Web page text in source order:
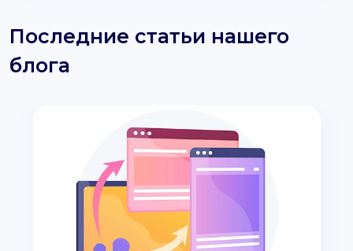
Последние статьи нашего
блога